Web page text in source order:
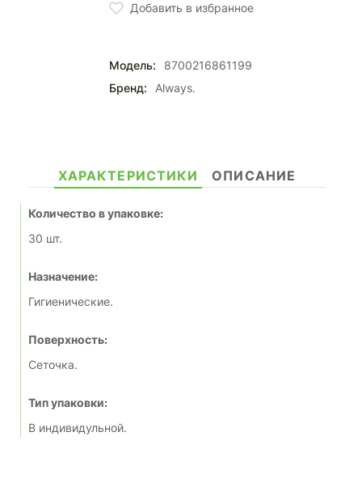
Добавить в избранное
Модель:
8700216861199
Бренд:
Always.
ХАРАКТЕРИСТИКИ ОПИСАНИЕ
Количество в упаковке:
30 шт.
Назначение:
Гигиенические.
Поверхность:
Сеточка.
Тип упаковки:
В индивидульной.